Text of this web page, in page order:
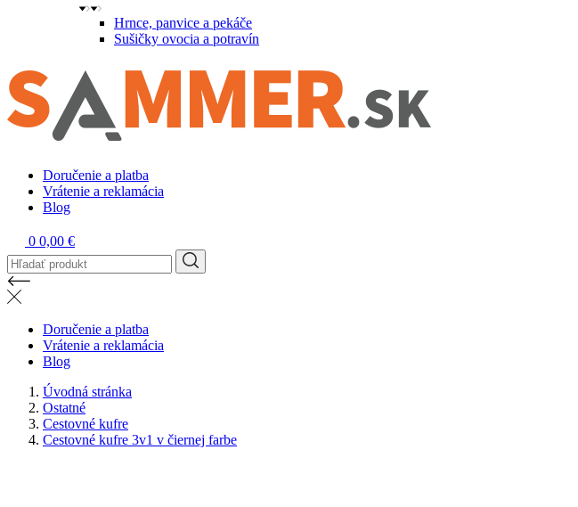
Hrnce, panvice a pekáče
Sušičky ovocia a potravín
Doručenie a platba
Vrátenie a reklamácia
Blog
0 0,00 €
Doručenie a platba
Vrátenie a reklamácia
Blog
Úvodná stránka
Ostatné
Cestovné kufre
Cestovné kufre 3v1 v čiernej farbe